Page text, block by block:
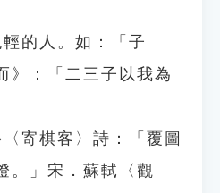
的人。如：「子
》：「二三子以我為
寄棋客〉詩：「覆圖
。」宋．蘇軾〈觀